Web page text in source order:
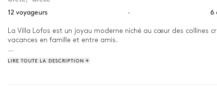
12 voyageurs
· 6
La Villa Lofos est un joyau moderne niché au cœur des
vacances en famille et entre amis.
Commencez votre journée par un délicieux petit déjeuner de
LIRE TOUTE LA DESCRIPTION